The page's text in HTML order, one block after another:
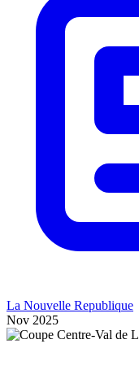
La Nouvelle Republique
Nov 2025